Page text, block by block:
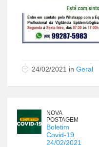
24/02/2021 in Geral
NOVA
POSTAGEM
Boletim
Covid-19
24/02/2021